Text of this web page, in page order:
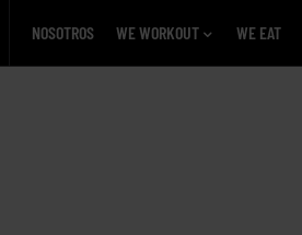
NOSOTROS WE WORKOUT WE EAT